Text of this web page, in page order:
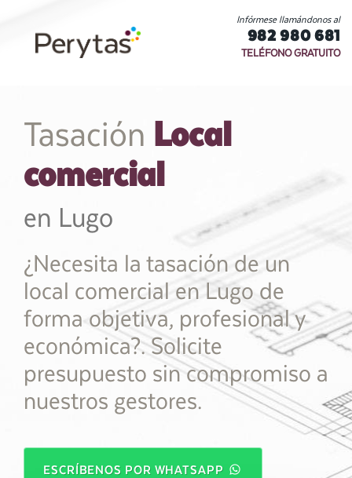
Infórmese llamándonos al
982 980 681
TELÉFONO GRATUITO
Tasación Local
comercial
en Lugo
¿Necesita la tasación de un
local comercial en Lugo de
forma objetiva, profesional y
económica?. Solicite
presupuesto sin compromiso a
nuestros gestores.
ESCRÍBENOS POR WHATSAPP